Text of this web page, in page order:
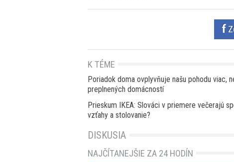
K TÉME
Poriadok doma ovplyvňuje našu pohodu viac,
preplnených domácností
Prieskum IKEA: Slováci v priemere večerajú
vzťahy a stolovanie?
DISKUSIA
NAJČÍTANEJŠIE ZA 24 HODÍN